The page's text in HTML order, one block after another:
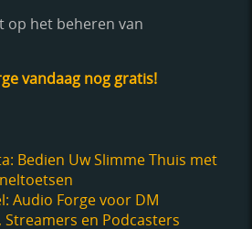
op het beheren van
vandaag nog gratis!
Bedien Uw Slimme Thuis met
Audio Forge voor DM
en Podcasters